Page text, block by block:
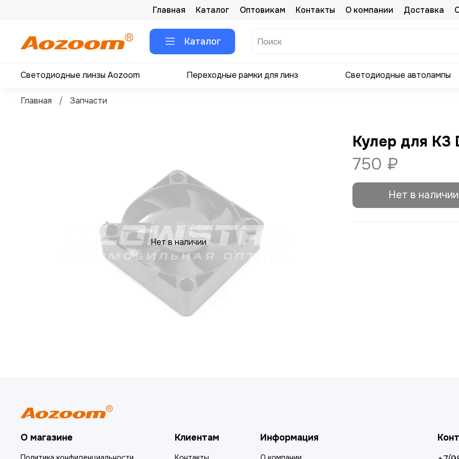
Главная Каталог Оптовикам Контакты О компании Доставка
Каталог
Светодиодные линзы Aozoom Переходные рамки для линз Светодиодные автолампы
Главная Запчасти
Нет в наличии
Кулер для K3
750 ₽
Нет в наличии
О магазине Клиентам Информация